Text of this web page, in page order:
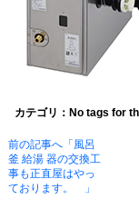
カテゴリ：No tags for
前の記事へ「風呂
釜 給湯 器の交換工
事も正直屋はやっ
ております。 」